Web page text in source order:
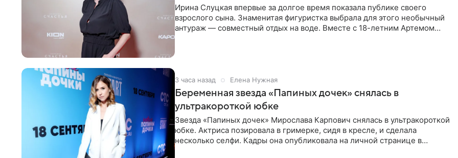
Ирина Слуцкая впервые за долгое время показала публике своего
взрослого сына. Знаменитая фигуристка выбрала для этого необычный
антураж — совместный отдых на воде. Вместе с 18-летним Артемом
3 часа назад Елена Нужная
Беременная звезда «Папиных дочек» снялась в
ультракороткой юбке
Звезда «Папиных дочек» Мирослава Карпович снялась в ультракороткой
юбке. Актриса позировала в гримерке, сидя в кресле, и сделала
несколько селфи. Кадры она опубликовала на личной странице в